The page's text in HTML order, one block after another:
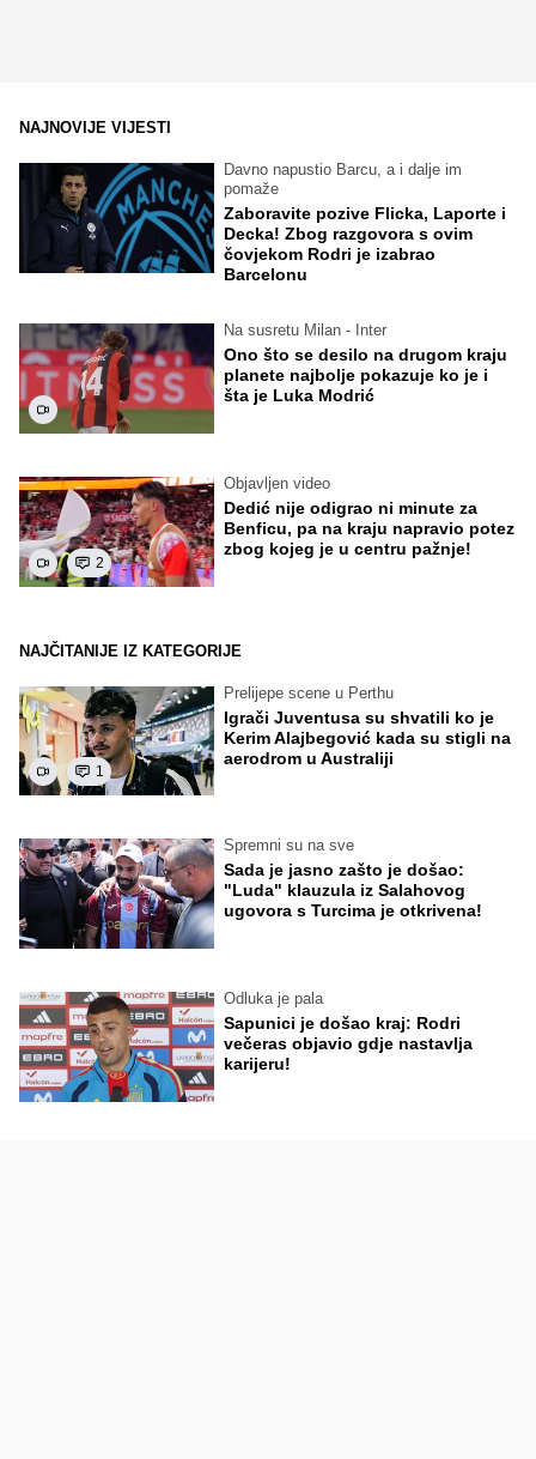
NAJNOVIJE VIJESTI
Davno napustio Barcu, a i dalje im
pomaže
Zaboravite pozive Flicka, Laporte i
Decka! Zbog razgovora s ovim
čovjekom Rodri je izabrao
Barcelonu
Na susretu Milan - Inter
Ono što se desilo na drugom kraju
planete najbolje pokazuje ko je i
šta je Luka Modrić
2
Objavljen video
Dedić nije odigrao ni minute za
Benficu, pa na kraju napravio potez
zbog kojeg je u centru pažnje!
NAJČITANIJE IZ KATEGORIJE
1
Prelijepe scene u Perthu
Igrači Juventusa su shvatili ko je
Kerim Alajbegović kada su stigli na
aerodrom u Australiji
Spremni su na sve
Sada je jasno zašto je došao:
"Luda" klauzula iz Salahovog
ugovora s Turcima je otkrivena!
Odluka je pala
Sapunici je došao kraj: Rodri
večeras objavio gdje nastavlja
karijeru!